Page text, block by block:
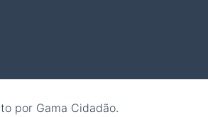
por Gama Cidadão.